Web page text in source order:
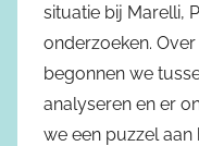
situatie bij Marelli,
onderzoeken.
begonnen we
analyseren en er
we een puzzel